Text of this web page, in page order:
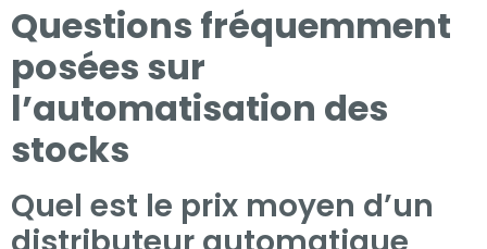
Questions fréquemment
posées sur
l’automatisation des
stocks
Quel est le prix moyen d’un